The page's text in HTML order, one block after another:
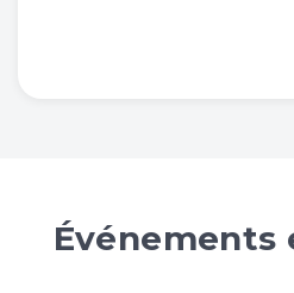
Événements